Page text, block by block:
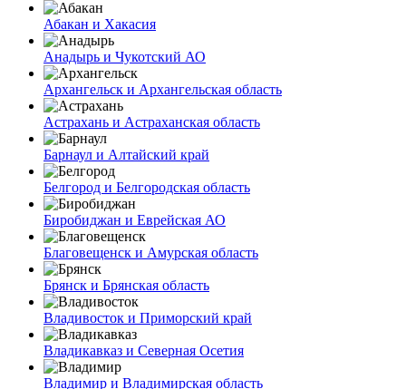
Абакан и Хакасия
Анадырь и Чукотский АО
Архангельск и Архангельская область
Астрахань и Астраханская область
Барнаул и Алтайский край
Белгород и Белгородская область
Биробиджан и Еврейская АО
Благовещенск и Амурская область
Брянск и Брянская область
Владивосток и Приморский край
Владикавказ и Северная Осетия
Владимир и Владимирская область